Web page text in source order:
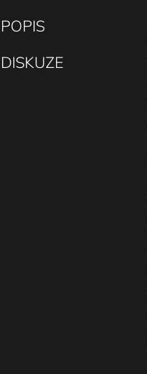
POPIS
DISKUZE